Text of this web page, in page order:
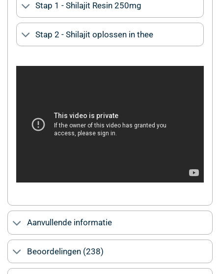
Stap 1 - Shilajit Resin 250mg
Stap 2 - Shilajit oplossen in thee
Aanvullende informatie
Beoordelingen (238)